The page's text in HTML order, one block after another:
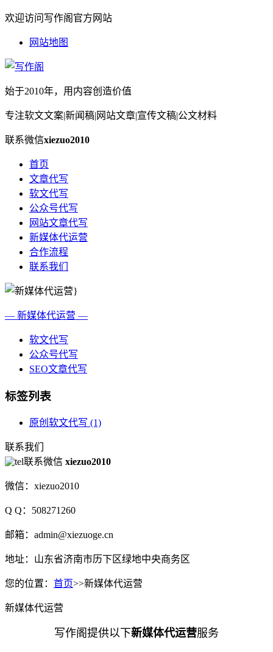
欢迎访问写作阁官方网站
网站地图
始于2010年，用内容创造价值
专注软文文案|新闻稿|网站文章|宣传文稿|公文材料
联系微信xiezuo2010
首页
文章代写
软文代写
公众号代写
网站文章代写
新媒体代运营
合作流程
联系我们
— 新媒体代运营 —
软文代写
公众号代写
SEO文章代写
标签列表
原创软文代写 (1)
联系我们
联系微信 xiezuo2010
微信：xiezuo2010
Q Q：508271260
邮箱：admin@xiezuoge.cn
地址：山东省济南市历下区绿地中央商务区
您的位置： 首页>>新媒体代运营
新媒体代运营
写作阁提供以下新媒体代运营服务